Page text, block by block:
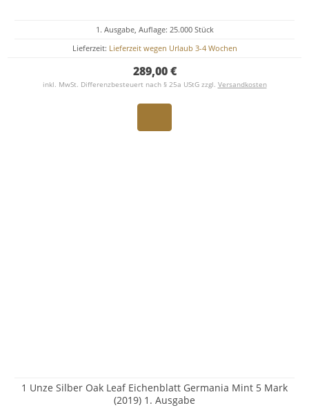
1. Ausgabe, Auflage: 25.000 Stück
Lieferzeit: Lieferzeit wegen Urlaub 3-4 Wochen
289,00 €
inkl. MwSt. Differenzbesteuert nach § 25a UStG zzgl. Versandkosten
1 Unze Silber Oak Leaf Eichenblatt Germania Mint 5 Mark
(2019) 1. Ausgabe